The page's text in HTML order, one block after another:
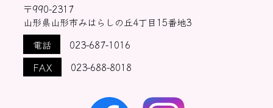
〒990-2317
山形県山形市みはらしの丘4丁目15番地3
電話
023-687-1016
FAX
023-688-8018